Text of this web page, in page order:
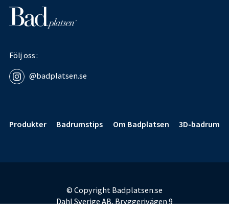
Följ oss
@badplatsen.se
Produkter
Badrumstips Om Badplatsen 3D-badrum
© Copyright Badplatsen.se
Dahl Sverige AB, Bryggerivägen 9